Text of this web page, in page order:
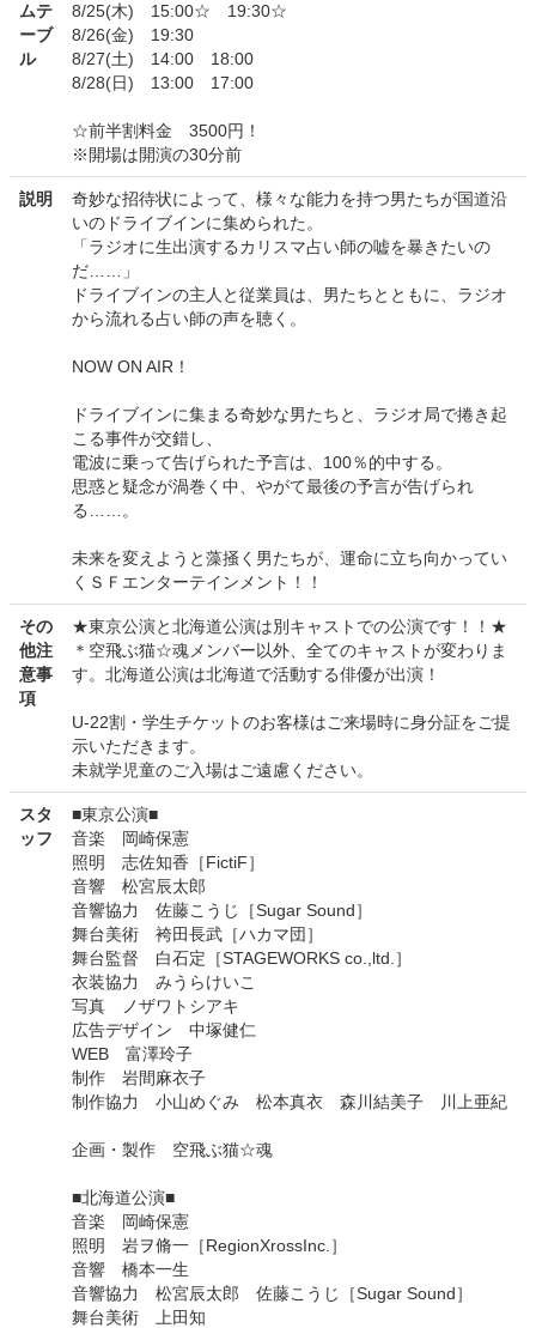
ムテ
ーブ
ル
8/25(木) 15:00☆ 19:30☆
8/26(金) 19:30
8/27(土) 14:00 18:00
8/28(日) 13:00 17:00
☆前半割料金 3500円！
※開場は開演の30分前
説明
奇妙な招待状によって、様々な能力を持つ男たちが国道沿
いのドライブインに集められた。
「ラジオに生出演するカリスマ占い師の嘘を暴きたいの
だ……」
ドライブインの主人と従業員は、男たちとともに、ラジオ
から流れる占い師の声を聴く。
NOW ON AIR！
ドライブインに集まる奇妙な男たちと、ラジオ局で捲き起
こる事件が交錯し、
電波に乗って告げられた予言は、100％的中する。
思惑と疑念が渦巻く中、やがて最後の予言が告げられ
る……。
未来を変えようと藻掻く男たちが、運命に立ち向かってい
くＳＦエンターテインメント！！
その
他注
意事
項
★東京公演と北海道公演は別キャストでの公演です！！★
＊空飛ぶ猫☆魂メンバー以外、全てのキャストが変わりま
す。北海道公演は北海道で活動する俳優が出演！
U-22割・学生チケットのお客様はご来場時に身分証をご提
示いただきます。
未就学児童のご入場はご遠慮ください。
スタ
ッフ
■東京公演■
音楽 岡崎保憲
照明 志佐知香［FictiF］
音響 松宮辰太郎
音響協力 佐藤こうじ［Sugar Sound］
舞台美術 袴田長武［ハカマ団］
舞台監督 白石定［STAGEWORKS co.,ltd.］
衣装協力 みうらけいこ
写真 ノザワトシアキ
広告デザイン 中塚健仁
WEB 富澤玲子
制作 岩間麻衣子
制作協力 小山めぐみ 松本真衣 森川結美子 川上亜紀
企画・製作 空飛ぶ猫☆魂
■北海道公演■
音楽 岡崎保憲
照明 岩ヲ脩一［RegionXrossInc.］
音響 橋本一生
音響協力 松宮辰太郎 佐藤こうじ［Sugar Sound］
舞台美術 上田知